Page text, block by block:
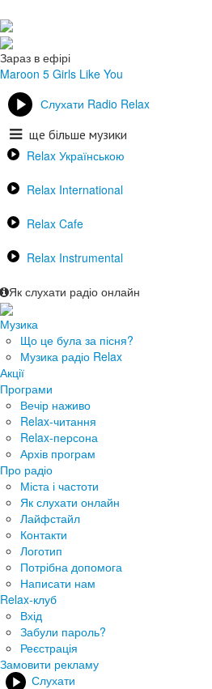
Зараз в ефірі
Maroon 5 Girls Like You
Слухати Radio Relax
ще більше музики
Relax Українською
Relax International
Relax Cafe
Relax Instrumental
Як слухати радіо онлайн
Музика
Що це була за пісня?
Музика радіо Relax
Акції
Програми
Вечір наживо
Relax-читання
Relax-персона
Архів програм
Про радіо
Міста і частоти
Як слухати онлайн
Лайфстайл
Контакти
Логотип
Потрібна допомога
Написати нам
Relax-клуб
Вхід
Забули пароль?
Реєстрація
Замовити рекламу
Слухати